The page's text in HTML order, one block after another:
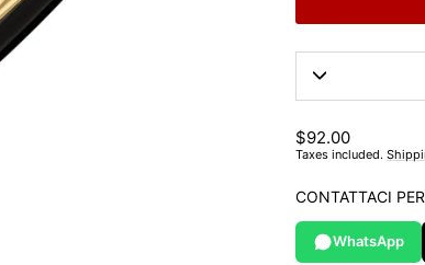
List
price
$92.00
Taxes included.
CONTATTACI
WhatsApp